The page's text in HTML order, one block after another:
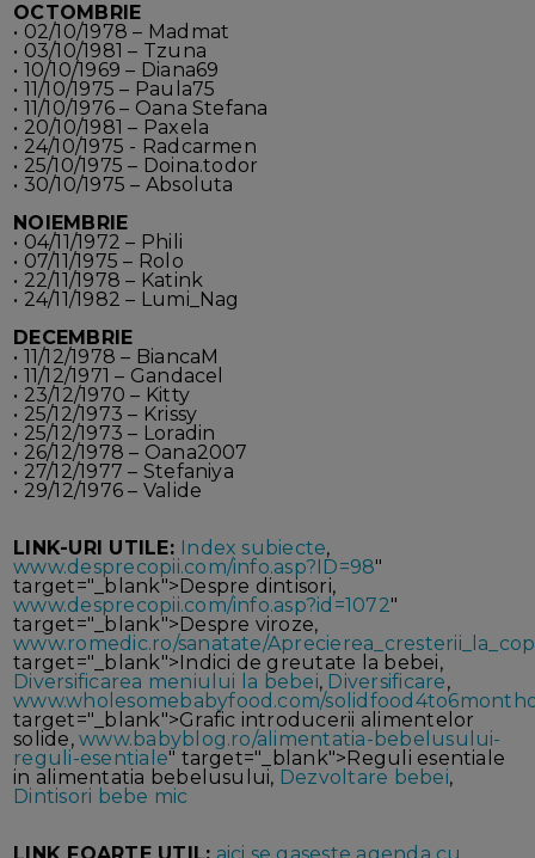
OCTOMBRIE
• 02/10/1978 – Madmat
• 03/10/1981 – Tzuna
• 10/10/1969 – Diana69
• 11/10/1975 – Paula75
• 11/10/1976 – Oana Stefana
• 20/10/1981 – Paxela
• 24/10/1975 - Radcarmen
• 25/10/1975 – Doina.todor
• 30/10/1975 – Absoluta
NOIEMBRIE
• 04/11/1972 – Phili
• 07/11/1975 – Rolo
• 22/11/1978 – Katink
• 24/11/1982 – Lumi_Nag
DECEMBRIE
• 11/12/1978 – BiancaM
• 11/12/1971 – Gandacel
• 23/12/1970 – Kitty
• 25/12/1973 – Krissy
• 25/12/1973 – Loradin
• 26/12/1978 – Oana2007
• 27/12/1977 – Stefaniya
• 29/12/1976 – Valide
LINK-URI UTILE: Index subiecte,
www.desprecopii.com/info.asp?ID=98"
target="_blank">Despre dintisori,
www.desprecopii.com/info.asp?id=1072"
target="_blank">Despre viroze,
www.romedic.ro/sanatate/
target="_blank">Indici de greutate la bebei,
Diversificarea meniului la bebei, Diversificare,
www.wholesomebabyfood.com/
target="_blank">Grafic introducerii alimentelor
solide,www.babyblog.ro/alimentatia-bebelusului-
reguli-esentiale" target="_blank">Reguli esentiale
in alimentatia bebelusului, Dezvoltare bebei,
Dintisori bebe mic